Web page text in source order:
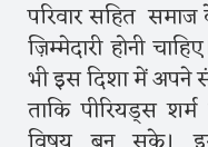
परिवार सहित समाज
ज़िम्मेदारी होनी
भी इस दिशा में अपने
ताकि पीरियड्स